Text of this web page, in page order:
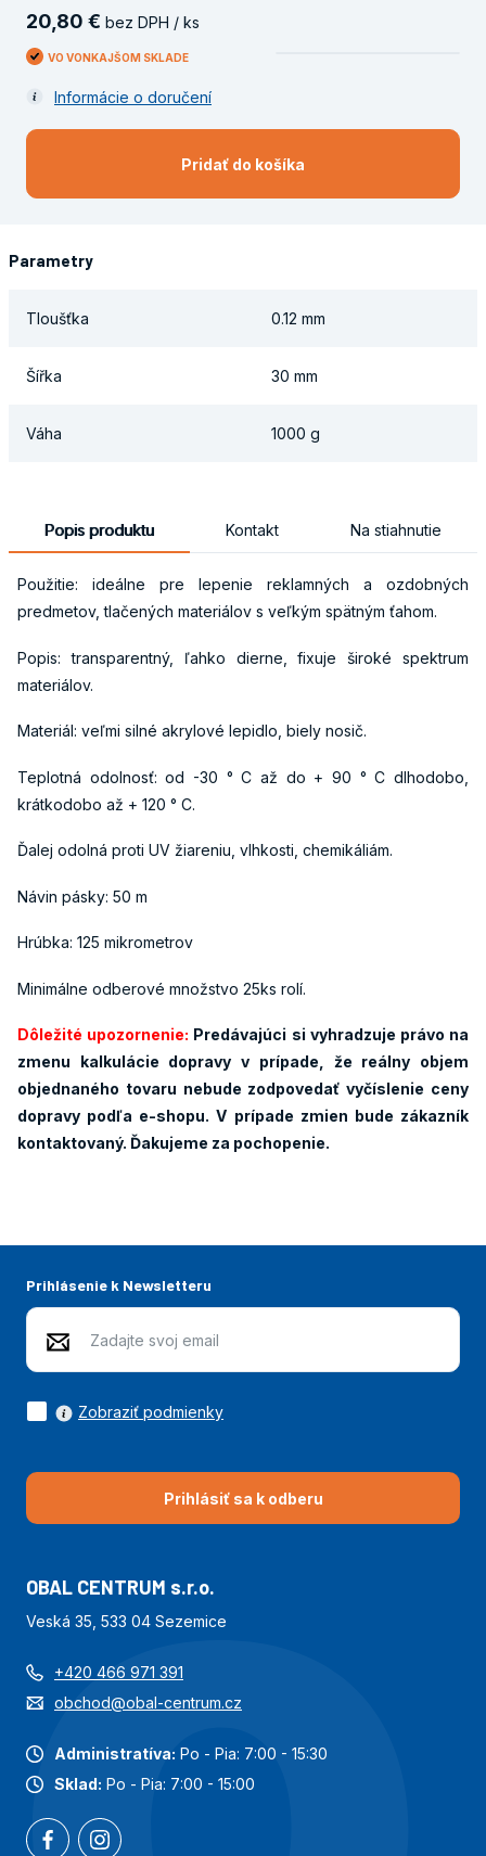
20 80 € bez DPH / ks
VO VONKAJŠOM SKLADE
Informácie o doručení
Pridať do košíka
Parametry
Tloušťka 0.12 mm
Šířka 30 mm
Váha 1000 g
Popis produktu Kontakt Na stiahnutie
Použitie: ideálne pre lepenie reklamných a ozdobných
predmetov, tlačených materiálov s veľkým spätným ťahom.
Popis: transparentný, ľahko dierne, fixuje široké spektrum
materiálov.
Materiál: veľmi silné akrylové lepidlo, biely nosič.
Teplotná odolnosť: od -30 ° C až do + 90 ° C dlhodobo,
krátkodobo až + 120 ° C.
Ďalej odolná proti UV žiareniu, vlhkosti, chemikáliám.
Návin pásky: 50 m
Hrúbka: 125 mikrometrov
Minimálne odberové množstvo 25ks rolí.
Dôležité upozornenie: Predávajúci si vyhradzuje právo na
zmenu kalkulácie dopravy v prípade, že reálny objem
objednaného tovaru nebude zodpovedať vyčíslenie ceny
dopravy podľa e-shopu. V prípade zmien bude zákazník
kontaktovaný. Ďakujeme za pochopenie.
Prihlásenie k Newsletteru
Prihlásiť sa k odberu
Zobraziť podmienky
OBAL CENTRUM s.r.o.
Veská 35, 533 04 Sezemice
+420 466 971 391
obchod@obal-centrum.cz
Administratíva: Po - Pia: 7:00 - 15:30
Sklad: Po - Pia: 7:00 - 15:00